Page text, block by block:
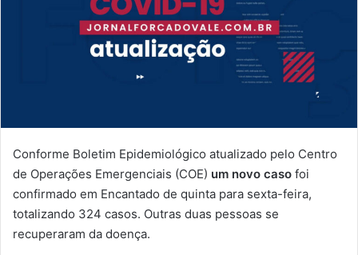
Conforme Boletim Epidemiológico atualizado pelo Centro
de Operações Emergenciais (COE) um novo caso foi
confirmado em Encantado de quinta para sexta-feira,
totalizando 324 casos. Outras duas pessoas se
recuperaram da doença.